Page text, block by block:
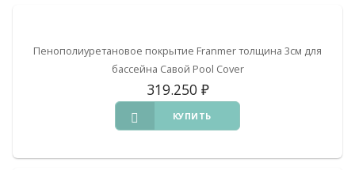
Пенополиуретановое покрытие Franmer толщина 3см для
бассейна Савой Pool Cover
319.250 ₽
КУПИТЬ